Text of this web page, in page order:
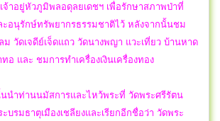
จ้าอยู่หัวภูมิพลอดุลยเดชฯ เพื่อรักษาสภาพป่าที่
ะอนุรักษ์ทรัพยากรธรรมชาติไว้ หลังจากนั้นชม
วัดเจดีย์เจ็ดแถว วัดนางพญา แวะเที่ยว บ้านหาด
อ และ ชมการทำเครื่องเงินเครื่องทอง
นำท่านนมัสการและไหว้พระที่ วัดพระศรีรัตน
บรมธาตุเมืองเชลียงและเรียกอีกชื่อว่า วัดพระ